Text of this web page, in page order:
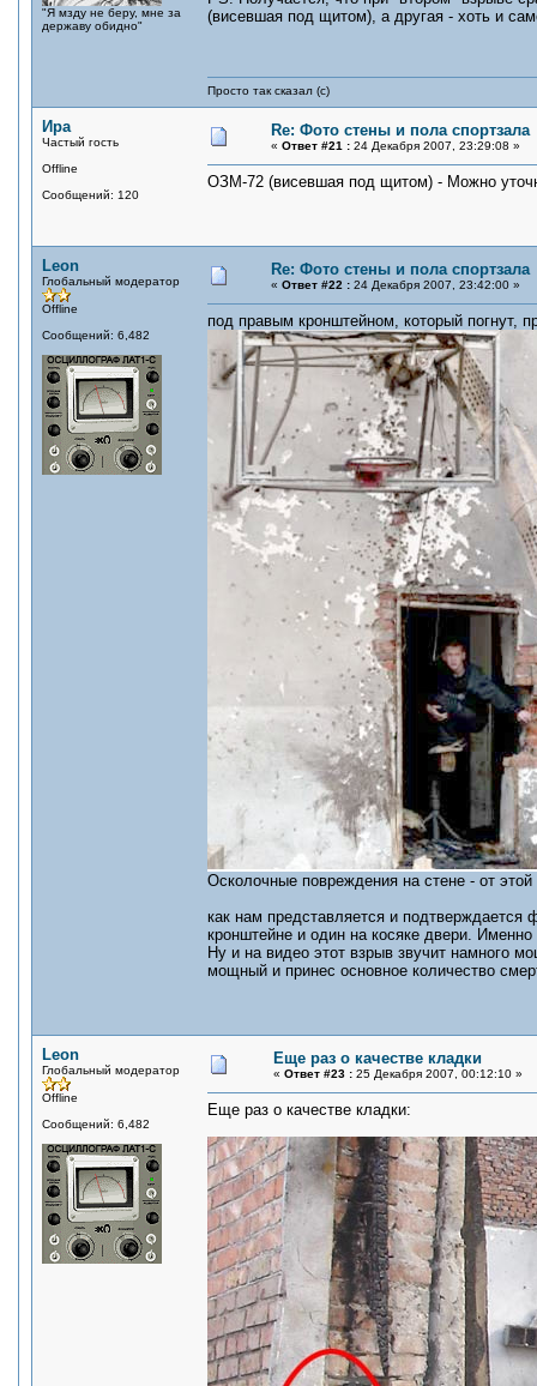
"Я мзду не беру, мне за
державу обидно"
(висевшая под щитом), а другая - хоть и
Просто так сказал (с)
Ира
Частый гость
Offline
Сообщений: 120
Re: Фото стены и пола спортзала
« Ответ #21 : 24 Декабря 2007, 23:29:08 »
ОЗМ-72 (висевшая под щитом) - Можно
Leon
Глобальный модератор
Offline
Сообщений: 6,482
Re: Фото стены и пола спортзала
« Ответ #22 : 24 Декабря 2007, 23:42:00 »
под правым кронштейном, который погнут,
Осколочные повреждения на стене - от
как нам представляется и
кронштейне и один на косяке двери.
Ну и на видео этот взрыв звучит намного
мощный и принес основное количество
Leon
Глобальный модератор
Offline
Сообщений: 6,482
Еще раз о качестве кладки
« Ответ #23 : 25 Декабря 2007, 00:12:10 »
Еще раз о качестве кладки: